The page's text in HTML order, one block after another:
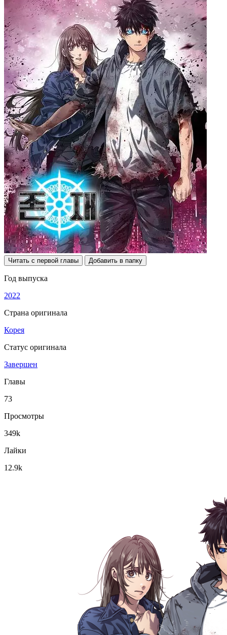
Читать с первой главы Добавить в папку
Год выпуска
2022
Страна оригинала
Корея
Статус оригинала
Завершен
Главы
73
Просмотры
349k
Лайки
12.9k